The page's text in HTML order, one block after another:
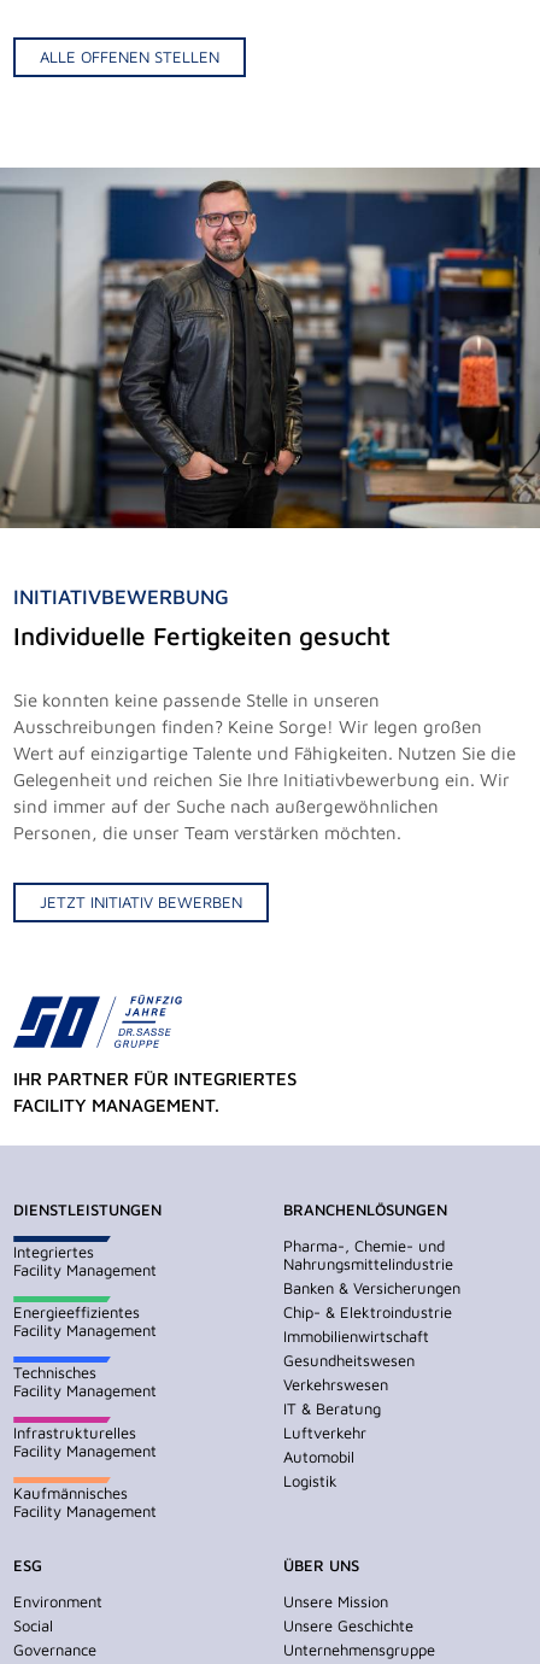
ALLE OFFENEN STELLEN
INITIATIVBEWERBUNG
Individuelle Fertigkeiten gesucht
Sie konnten keine passende Stelle in unseren
Ausschreibungen finden? Keine Sorge! Wir legen großen
Wert auf einzigartige Talente und Fähigkeiten. Nutzen Sie die
Gelegenheit und reichen Sie Ihre Initiativbewerbung ein. Wir
sind immer auf der Suche nach außergewöhnlichen
Personen, die unser Team verstärken möchten.
JETZT INITIATIV BEWERBEN
IHR PARTNER FÜR INTEGRIERTES
FACILITY MANAGEMENT.
DIENSTLEISTUNGEN
Integriertes
Facility Management
Energieeffizientes
Facility Management
Technisches
Facility Management
Infrastrukturelles
Facility Management
Kaufmännisches
Facility Management
BRANCHENLÖSUNGEN
Pharma-, Chemie- und
Nahrungsmittelindustrie
Banken & Versicherungen
Chip- & Elektroindustrie
Immobilienwirtschaft
Gesundheitswesen
Verkehrswesen
IT & Beratung
Luftverkehr
Automobil
Logistik
ESG
Environment
Social
Governance
ÜBER UNS
Unsere Mission
Unsere Geschichte
Unternehmensgruppe